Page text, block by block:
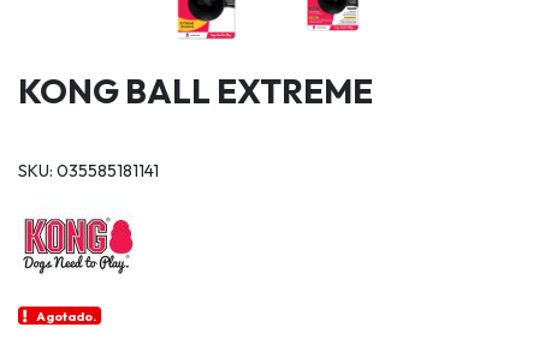
KONG BALL EXTREME
SKU: 035585181141
Agotado.